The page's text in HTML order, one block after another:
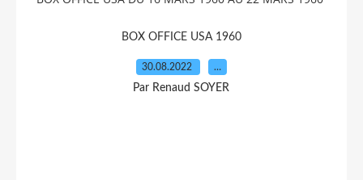
BOX OFFICE USA 1960
30.08.2022 …
Par Renaud SOYER